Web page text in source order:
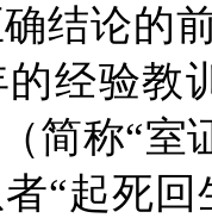
结论的
经验教
简称“室
“起死